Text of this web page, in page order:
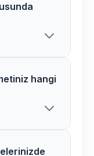
tüm Mobil
ücretsiz
hangi
mobil